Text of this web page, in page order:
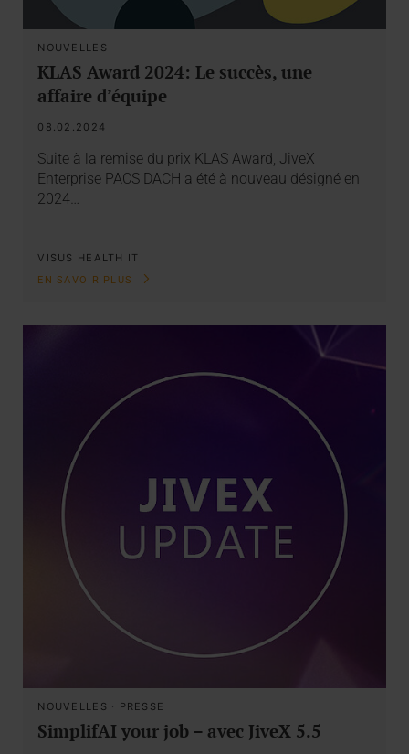
NOUVELLES
KLAS Award 2024: Le succès, une
affaire d’équipe
08.02.2024
Suite à la remise du prix KLAS Award, JiveX
Enterprise PACS DACH a été à nouveau désigné en
2024…
VISUS HEALTH IT
EN SAVOIR PLUS
NOUVELLES · PRESSE
SimplifAI your job – avec JiveX 5.5